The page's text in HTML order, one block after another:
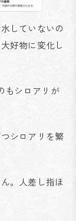
していないの
好物に変化し
もシロアリが
シロアリを繁
。人差し指ほ